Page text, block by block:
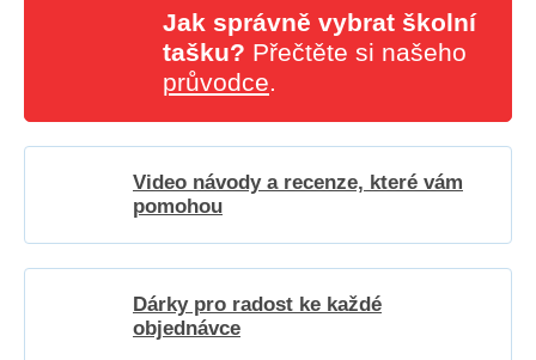
Jak správně vybrat školní
tašku? Přečtěte si našeho
průvodce.
Video návody a recenze, které vám
pomohou
Dárky pro radost ke každé
objednávce